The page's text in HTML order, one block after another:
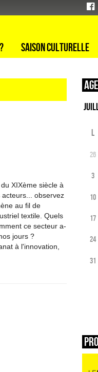
Saison culturelle
XIXème siècle à
acteurs... observez
au fil de
textile. Quels
ce secteur a-
jours ?
à l'innovation,
L
26
3
10
17
24
31